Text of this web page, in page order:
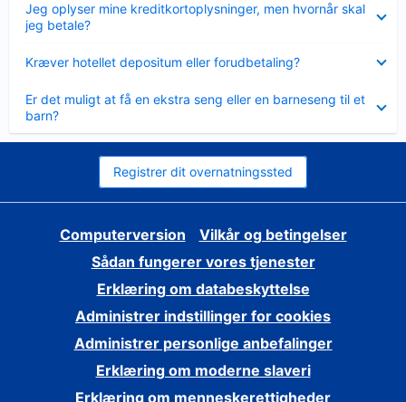
Jeg oplyser mine kreditkortoplysninger, men hvornår skal
jeg betale?
Kræver hotellet depositum eller forudbetaling?
Er det muligt at få en ekstra seng eller en barneseng til et
barn?
Registrer dit overnatningssted
Computerversion
Vilkår og betingelser
Sådan fungerer vores tjenester
Erklæring om databeskyttelse
Administrer indstillinger for cookies
Administrer personlige anbefalinger
Erklæring om moderne slaveri
Erklæring om menneskerettigheder